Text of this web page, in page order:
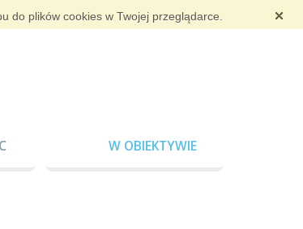
do plików cookies w Twojej przeglądarce.
W OBIEKTYWIE